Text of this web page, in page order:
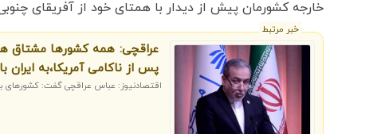
خارجه کشورمان پیش از دیدار با همتای خود از آفریقای
خبر مرتبط
عراقچی: همه کشورها مشتاق
پس از ناکامی آمریکا،به
اقتصادنیوز: عباس عراقچی گفت: کشورهای